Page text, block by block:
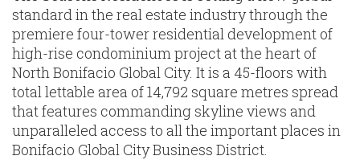
standard in the real estate industry through the
premiere four-tower residential development of
high-rise condominium project at the heart of
North Bonifacio Global City. It is a 45-floors with
total lettable area of 14,792 square metres spread
that features commanding skyline views and
unparalleled access to all the important places in
Bonifacio Global City Business District.